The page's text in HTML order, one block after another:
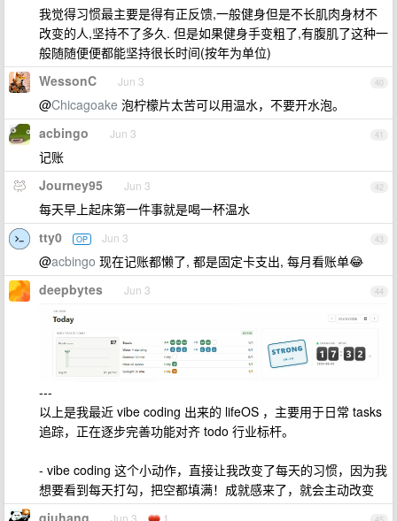
我觉得习惯最主要是得有正反馈,一般健身但是不长肌肉身材不
改变的人,坚持不了多久. 但是如果健身手变粗了,有腹肌了这种一
般随随便便都能坚持很长时间(按年为单位)
40
WessonC Jun 3
@Chicagoake 泡柠檬片太苦可以用温水，不要开水泡。
41
acbingo Jun 3
记账
42
Journey95 Jun 3
每天早上起床第一件事就是喝一杯温水
43
tty0 OP Jun 3
@acbingo 现在记账都懒了, 都是固定卡支出, 每月看账单😂
44
deepbytes Jun 3
---
以上是我最近 vibe coding 出来的 lifeOS ，主要用于日常 tasks
追踪，正在逐步完善功能对齐 todo 行业标杆。
- vibe coding 这个小动作，直接让我改变了每天的习惯，因为我
想要看到每天打勾，把空都填满！成就感来了，就会主动改变
qiuhang Jun 3 1